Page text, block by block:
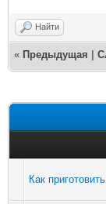
Найти
« Предыдущая
Как